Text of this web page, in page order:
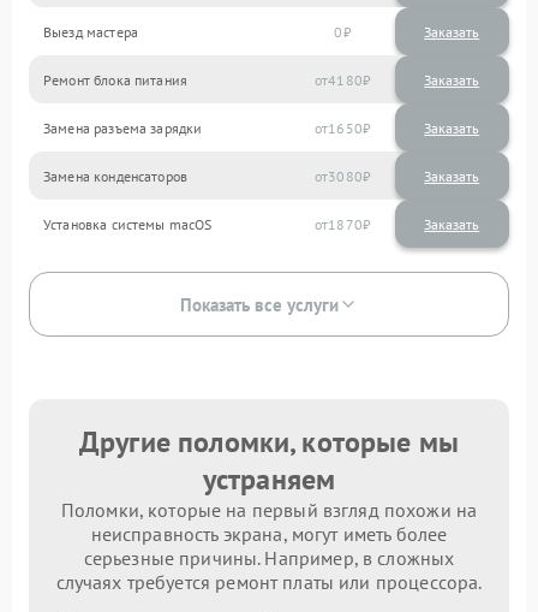
Выезд мастера 0 Заказать
Ремонт блока питания 4180
Замена разъема зарядки 1650
Замена конденсаторов 3080
Установка системы macOS 1870
Показать все услуги
Другие поломки, которые мы
устраняем
Поломки, которые на первый взгляд похожи на
неисправность экрана, могут иметь более
серьезные причины. Например, в сложных
случаях требуется ремонт платы или процессора.